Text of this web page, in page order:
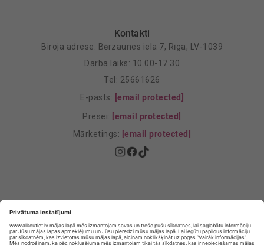
Kontakti
Biroja adrese: Bērzaunes iela 7, Rīga, LV-1039
Darba laiks: 10.00-17.30
Tel: 25661626
E-pasts: [email protected]
Presei: [email protected]
Mārketings: [email protected]
Privātuma Iestatījumi
E-veikala lietošanas noteikumi